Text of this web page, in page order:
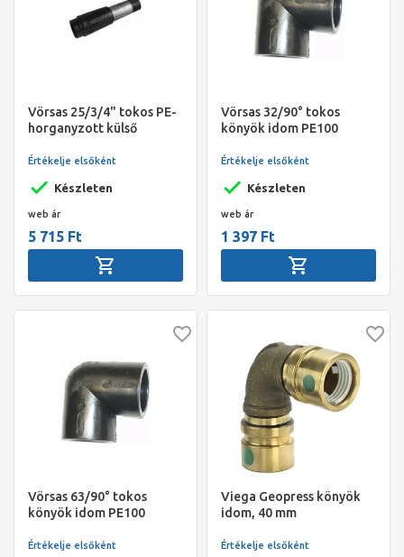
Vörsas 25/3/4" tokos PE-
horganyzott külső
idom PE100 víz
Készleten
Értékelje elsőként
web ár
5 715 Ft
Vörsas 32/90° tokos
könyök idom PE100
Készleten
Értékelje elsőként
web ár
1 397 Ft
Vörsas 63/90° tokos
könyök idom PE100
Értékelje elsőként
Viega Geopress könyök
idom, 40 mm
Értékelje elsőként